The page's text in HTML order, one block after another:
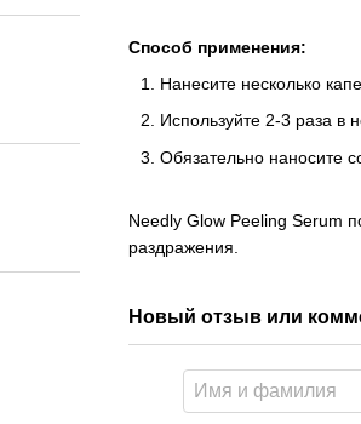
Способ применения:
Нанесите несколько
Используйте 2-3 раза в
Обязательно наносите
Needly Glow Peeling Serum
раздражения.
Новый отзыв или